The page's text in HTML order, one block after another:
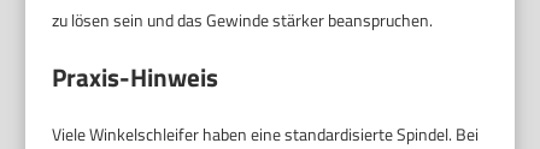
zu lösen sein und das Gewinde stärker beanspruchen.
Praxis-Hinweis
Viele Winkelschleifer haben eine standardisierte Spindel. Bei